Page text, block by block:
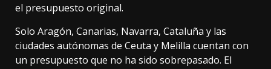
el presupuesto original.
Solo Aragón, Canarias, Navarra, Cataluña y las
ciudades autónomas de Ceuta y Melilla cuentan con
un presupuesto que no ha sido sobrepasado. El